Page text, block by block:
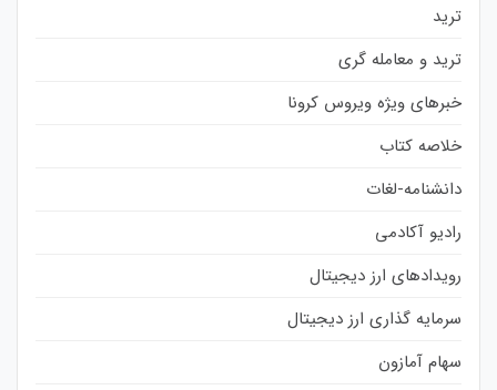
ترید
ترید و معامله گری
خبرهای ویژه ویروس کرونا
خلاصه کتاب
دانشنامه-لغات
رادیو آکادمی
رویدادهای ارز دیجیتال
سرمایه گذاری ارز دیجیتال
سهام آمازون